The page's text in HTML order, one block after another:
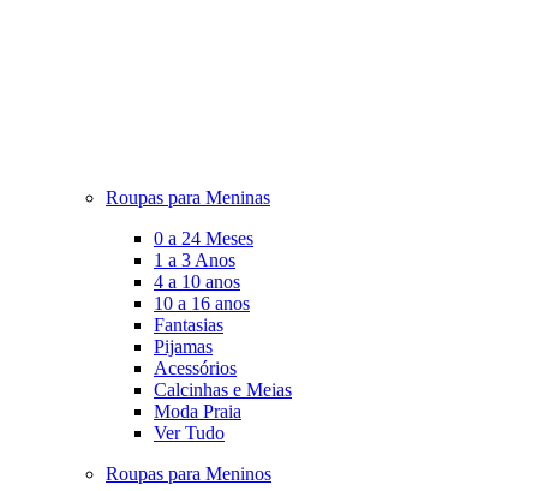
Roupas para Meninas
0 a 24 Meses
1 a 3 Anos
4 a 10 anos
10 a 16 anos
Fantasias
Pijamas
Acessórios
Calcinhas e Meias
Moda Praia
Ver Tudo
Roupas para Meninos